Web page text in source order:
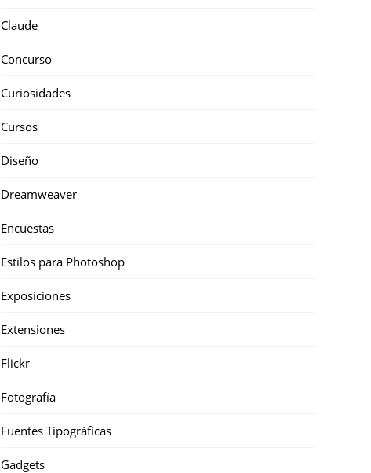
Claude
Concurso
Curiosidades
Cursos
Diseño
Dreamweaver
Encuestas
Estilos para Photoshop
Exposiciones
Extensiones
Flickr
Fotografía
Fuentes Tipográficas
Gadgets